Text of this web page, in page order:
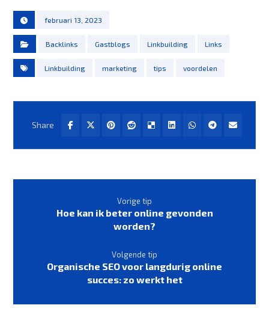
februari 13, 2023
Backlinks Gastblogs Linkbuilding Links
Linkbuilding marketing tips voordelen
Vorige tip
Hoe kan ik beter online gevonden
worden?
Volgende tip
Organische SEO voor langdurig online
succes: zo werkt het